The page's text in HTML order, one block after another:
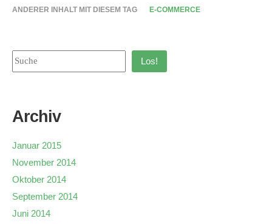
ANDERER INHALT MIT DIESEM TAG E-COMMERCE
Los!
Archiv
Januar 2015
November 2014
Oktober 2014
September 2014
Juni 2014